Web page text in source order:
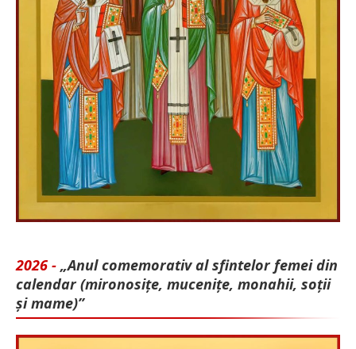
2026 - „Anul comemorativ al sfintelor femei din
calendar (mironosițe, mu­cenițe, monahii, soții
și mame)”